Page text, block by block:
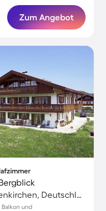
Zum Angebot
Oberau, Garmisch-Partenkirchen, Deutschland
und